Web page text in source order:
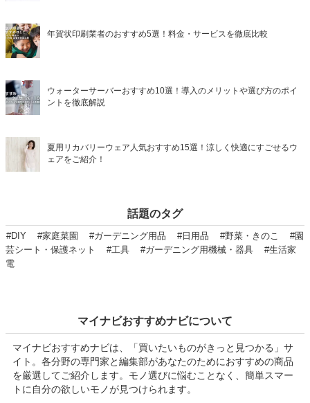
年賀状印刷業者のおすすめ5選！料金・サービスを徹底比較
ウォーターサーバーおすすめ10選！導入のメリットや選び方のポイ
ントを徹底解説
夏用リカバリーウェア人気おすすめ15選！涼しく快適にすごせるウ
ェアをご紹介！
話題のタグ
#DIY #家庭菜園 #ガーデニング用品 #日用品 #野菜・きのこ
#園
芸シート・保護ネット
#工具 #ガーデニング用機械・器具
#生活家
電
マイナビおすすめナビについて
マイナビおすすめナビは、「買いたいものがきっと見つかる」サ
イト。各分野の専門家と編集部があなたのためにおすすめの商品
を厳選してご紹介します。モノ選びに悩むことなく、簡単スマー
トに自分の欲しいモノが見つけられます。